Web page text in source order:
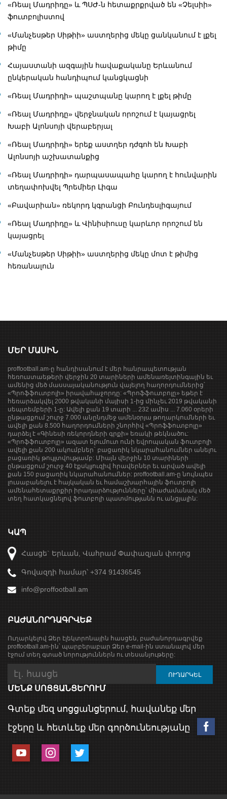
«Ռեալ Մադրիդը» և ՊՍԺ-ն հետաքրքրված են «Չելսիի»
ֆուտբոլիստով
«Մանչեսթեր Սիթիի» աստղերից մեկը ցանկանում է լքել
թիմը
Հայաստանի ազգային հավաքականը Երևանում
ընկերական հանդիպում կանցկացնի
«Ռեալ Մադրիդի» պաշտպանը կարող է լքել թիմը
«Ռեալ Մադրիդը» վերջնական որոշում է կայացրել
Խաբի Ալոնսոյի վերաբերյալ
«Ռեալ Մադրիդի» երեք աստղեր դժգոհ են Խաբի
Ալոնսոյի աշխատանքից
«Ռեալ Մադրիդի» դարպասապահը կարող է հունվարին
տեղափոխվել Պրեմիեր Լիգա
«Բավարիան» ռեկորդ կգրանցի Բունդեսլիգայում
«Ռեալ Մադրիդը» և Վինիսիուսը կարևոր որոշում են
կայացրել
«Մանչեսթեր Սիթիի» աստղերից մեկը մոտ է թիմից
հեռանալուն
ՄԵՐ ՄԱՍԻՆ
proffootball.am-ը հանդիսանում է մեր հանրապետության
հեռուստաեթերի վերջին 20 տարիների ամենառեյտինգային եւ
ամենից մեծ մասսայականություն վայելող հաղորդումներից՝
«Պրոֆֆուտբոլի» իրավահաջորդը: «Պրոֆֆուտբոլը» եթեր է
հեռարձակվել 2000 թվականի մայիսի 1-ից մինչեւ 2019 թվականի
սեպտեմբերի 1-ը: Ավելի քան 19 տարի ... 232 ամիս ... 7.060 օրերի
ընթացքում շուրջ 7.000 անընդմեջ ամենօրյա թողարկումների եւ
ավելի քան 8.500 հաղորդումների շնորհիվ «Պրոֆֆուտբոլը»
դարձել է «Գինեսի ռեկորդների գրքի» եռակի թեկնածու:
«Պրոֆֆուտբոլը» ազատ ելումուտ ունի եվրոպական ֆուտբոլի
ավելի քան 200 ակումբներ` բացառիկ նկարահանումներ անելու
բացառիկ թույլտվությամբ: Միայն վերջին 10 տարիների
ընթացքում շուրջ 40 էքսկլյուզիվ հրավերներ եւ արված ավելի
քան 150 բացառիկ նկարահանումներ: proffootball.am-ը նույնպես
լուսաբանելու է հայկական եւ համաշխարհային ֆուտբոլի
ամենահետաքրքիր իրադարձությունները՝ միաժամանակ մեծ
տեղ հատկացնելով ֆուտբոլի պատմությանն ու անցյալին:
ԿԱՊ
Հասցե` Երևան, Վահրամ Փափազյան փողոց
Գովազդի համար՝ +374 91436545
info@proffootball.am
ԲԱԺԱՆՈՐԴԱԳՐՎԵՔ
Ուղարկելով Ձեր էլեկտրոնային հասցեն, բաժանորդագրվեք
proffootball.am-ին՝ պարբերաբար Ձեր e-mail-ին ստանալով մեր
էջում տեղ գտած նորություններն ու տեսանյութերը:
ՄԵՆՔ ՍՈՑՑԱՆՑԵՐՈՒՄ
Գտեք մեզ սոցցանցերում, հավանեք մեր
էջերը և հետևեք մեր գործունեությանը